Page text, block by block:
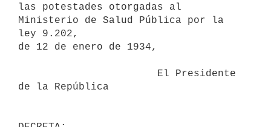
las potestades otorgadas al
Ministerio de Salud Pública por la
ley 9.202,
de 12 de enero de 1934,
de la República